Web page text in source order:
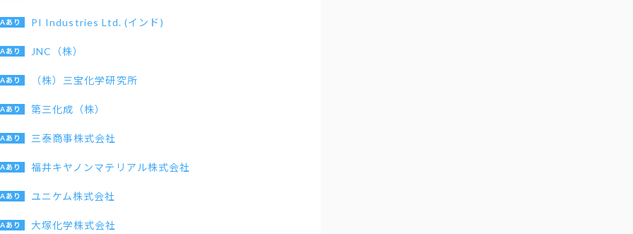
PI Industries Ltd. (インド)
JNC（株）
（株）三宝化学研究所
第三化成（株）
三泰商事株式会社
福井キヤノンマテリアル株式会社
ユニケム株式会社
大塚化学株式会社